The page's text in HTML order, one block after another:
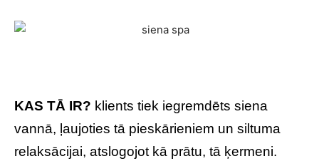
KAS TĀ IR? klients tiek iegremdēts siena
vannā, ļaujoties tā pieskārieniem un siltuma
relaksācijai, atslogojot kā prātu, tā ķermeni.